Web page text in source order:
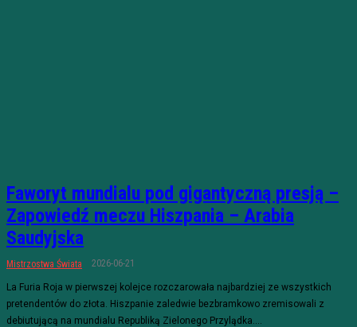
Faworyt mundialu pod gigantyczną presją –
Zapowiedź meczu Hiszpania – Arabia
Saudyjska
Mistrzostwa Świata 2026-06-21
La Furia Roja w pierwszej kolejce rozczarowała najbardziej ze wszystkich
pretendentów do złota. Hiszpanie zaledwie bezbramkowo zremisowali z
debiutującą na mundialu Republiką Zielonego Przylądka....